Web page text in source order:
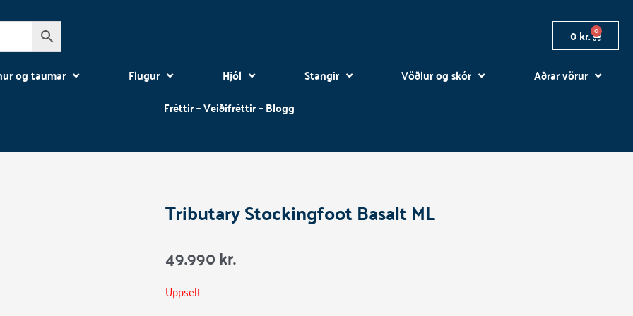
0kr. 0
Cart
og taumar Flugur Hjól Stangir Vöðlur og skór
Aðrar vörur
Fréttir – Veiðifréttir – Blogg
Tributary Stockingfoot Basalt ML
49.990kr.
Uppselt